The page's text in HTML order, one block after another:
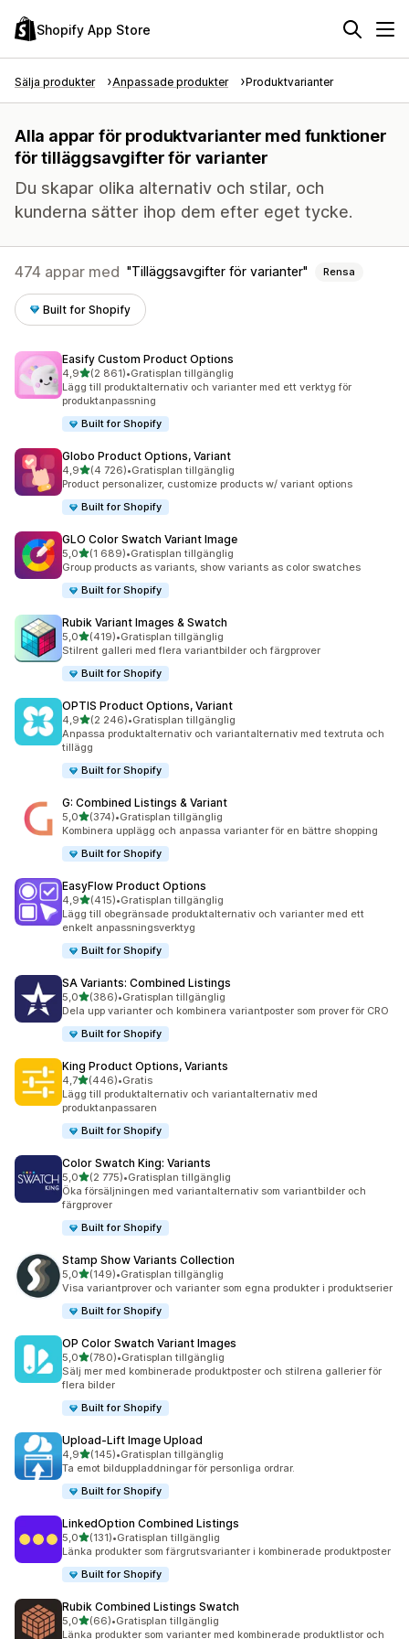
Shopify App Store
Sälja produkter Anpassade produkter Produktvarianter
Alla appar för produktvarianter med funktioner
för tilläggsavgifter för varianter
Du skapar olika alternativ och stilar, och
kunderna sätter ihop dem efter eget tycke.
474 appar med Tilläggsavgifter för varianter Rensa
Built for Shopify
Easify Custom Product Options
4,9av 5 stjärnor
(2 861)
2861 recensioner totalt
•Gratisplan tillgänglig
Lägg till produktalternativ och varianter med ett verktyg för
produktanpassning
Built for Shopify
Globo Product Options, Variant
4,9av 5 stjärnor
(4 726)
4726 recensioner totalt
•Gratisplan tillgänglig
Product personalizer, customize products w/ variant options
Built for Shopify
GLO Color Swatch Variant Image
5,0av 5 stjärnor
(1 689)
1689 recensioner totalt
•Gratisplan tillgänglig
Group products as variants, show variants as color swatches
Built for Shopify
Rubik Variant Images & Swatch
5,0av 5 stjärnor
(419)
419 recensioner totalt
•Gratisplan tillgänglig
Stilrent galleri med flera variantbilder och färgprover
Built for Shopify
OPTIS Product Options, Variant
4,9av 5 stjärnor
(2 246)
2246 recensioner totalt
•Gratisplan tillgänglig
Anpassa produktalternativ och variantalternativ med textruta och
tillägg
Built for Shopify
G: Combined Listings & Variant
5,0av 5 stjärnor
(374)
374 recensioner totalt
•Gratisplan tillgänglig
Kombinera upplägg och anpassa varianter för en bättre shopping
Built for Shopify
EasyFlow Product Options
4,9av 5 stjärnor
(415)
415 recensioner totalt
•Gratisplan tillgänglig
Lägg till obegränsade produktalternativ och varianter med ett
enkelt anpassningsverktyg
Built for Shopify
SA Variants: Combined Listings
5,0av 5 stjärnor
(386)
386 recensioner totalt
•Gratisplan tillgänglig
Dela upp varianter och kombinera variantposter som prover för CRO
Built for Shopify
King Product Options, Variants
4,7av 5 stjärnor
(446)
446 recensioner totalt
•Gratis
Lägg till produktalternativ och variantalternativ med
produktanpassaren
Built for Shopify
Color Swatch King: Variants
5,0av 5 stjärnor
(2 775)
2775 recensioner totalt
•Gratisplan tillgänglig
Öka försäljningen med variantalternativ som variantbilder och
färgprover
Built for Shopify
Stamp Show Variants Collection
5,0av 5 stjärnor
(149)
149 recensioner totalt
•Gratisplan tillgänglig
Visa variantprover och varianter som egna produkter i produktserier
Built for Shopify
OP Color Swatch Variant Images
5,0av 5 stjärnor
(780)
780 recensioner totalt
•Gratisplan tillgänglig
Sälj mer med kombinerade produktposter och stilrena gallerier för
flera bilder
Built for Shopify
Upload‑Lift Image Upload
4,9av 5 stjärnor
(145)
145 recensioner totalt
•Gratisplan tillgänglig
Ta emot bilduppladdningar för personliga ordrar.
Built for Shopify
LinkedOption Combined Listings
5,0av 5 stjärnor
(131)
131 recensioner totalt
•Gratisplan tillgänglig
Länka produkter som färgrutsvarianter i kombinerade produktposter
Built for Shopify
Rubik Combined Listings Swatch
5,0av 5 stjärnor
(66)
66 recensioner totalt
•Gratisplan tillgänglig
Länka produkter som varianter med kombinerade produktlistor och